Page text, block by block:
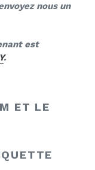
nous un
est
.
ET LE